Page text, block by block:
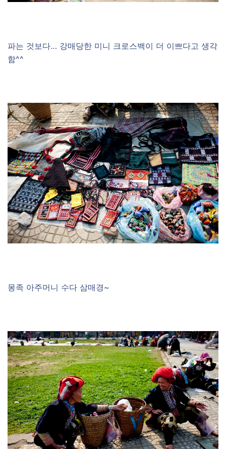
파는 것보다… 강매당한 미니 크로스백이 더 이쁘다고 생각
함^^
몽족 아주머니 수다 삼매경~